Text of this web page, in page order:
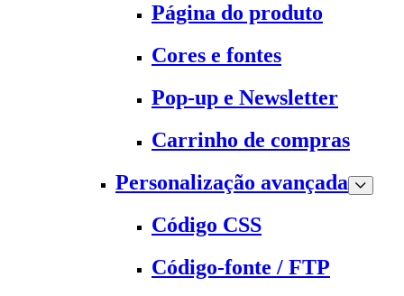
Página do produto
Cores e fontes
Pop-up e Newsletter
Carrinho de compras
Personalização avançada
Código CSS
Código-fonte / FTP